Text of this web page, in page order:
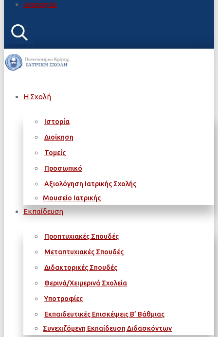
Αναρτητέα
Η Σχολή
Ιστορία
Διοίκηση
Τομείς
Προσωπικό
Αξιολόγηση Ιατρικής Σχολής
Μουσείο Ιατρικής
Εκπαίδευση
Προπτυχιακές Σπουδές
Μεταπτυχιακές Σπουδές
Διδακτορικές Σπουδές
Θερινά/Χειμερινά Σχολεία
Υποτροφίες
Εκπαιδευτικές Επισκέψεις Β’ Βάθμιας
Συνεχιζόμενη Εκπαίδευση Διδασκόντων